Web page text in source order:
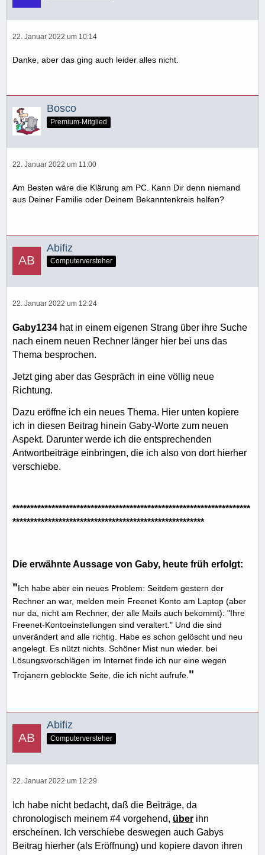
22. Januar 2022 um 10:14
Danke, aber das ging auch leider alles nicht.
Bosco
Premium-Mitglied
22. Januar 2022 um 11:00
Am Besten wäre die Klärung am PC. Kann Dir denn niemand
aus Deiner Familie oder Deinem Bekanntenkreis helfen?
Abifiz
Computerversteher
22. Januar 2022 um 12:24
Gaby1234 hat in einem eigenen Strang über ihre Suche
nach einem neuen Rechner länger hier bei uns das
Thema besprochen.
Jetzt ging aber das Gespräch in eine völlig neue
Richtung.
Dazu eröffne ich ein neues Thema. Hier unten kopiere
ich in diesen Beitrag hinein Gaby-Worte zum neuen
Aspekt. Darunter werde ich die entsprechenden
Antwortbeiträge einbringen, die ich also von dort hierher
verschiebe.
*******************************************************************
******************************************************
Die erwähnte Aussage von Gaby, heute früh erfolgt:
"Ich habe aber ein neues Problem: Seitdem gestern der
Rechner an war, melden mein Freenet Konto am Laptop (aber
nur da, nicht am Rechner, der alle Mails auch bekommt): "Ihre
Freenet-Kontoeinstellungen sind veraltert." Und die sind
unverändert and alle richtig. Habe es schon gelöscht und neu
angelegt. Es nützt nichts. Schöner Mist nun wieder. bei
Lösungsvorschlägen im Internet finde ich nur eine wegen
Trojanern geblockte Seite, die ich nicht aufrufe."
Abifiz
Computerversteher
22. Januar 2022 um 12:29
Ich habe nicht bedacht, daß die Beiträge, da
chronologisch meinem #4 vorgehend, über ihn
erscheinen. Ich verschiebe deswegen auch Gabys
Beitrag hierher (als Eröffnung) und kopiere davon ihren